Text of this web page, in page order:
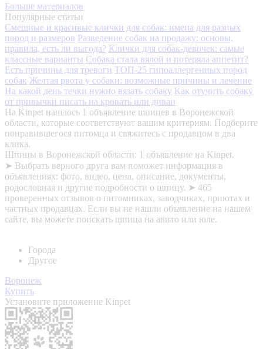
Больше материалов
Популярные статьи
Смешные и красивые клички для собак: имена для разных
пород и размеров Разведение собак на продажу: основы,
правила, есть ли выгода? Клички для собак-девочек: самые
классные варианты Собака стала вялой и потеряла аппетит?
Есть причины для тревоги ТОП-25 гипоаллергенных пород
собак Желтая рвота у собаки: возможные причины и лечение
На какой день течки нужно вязать собаку Как отучить собаку
от привычки писать на кровать или диван
На Kinpet нашлось 1 объявление шпицев в Воронежской
области, которые соответствуют вашим критериям. Подберите
понравившегося питомца и свяжитесь с продавцом в два
клика.
Шпицы в Воронежской области: 1 объявление на Kinpet.
➤ Выбрать верного друга вам поможет информация в
объявлениях: фото, видео, цена, описание, документы,
родословная и другие подробности о шпицу. ➤ 465
проверенных отзывов о питомниках, заводчиках, приютах и
частных продавцах. Если вы не нашли объявление на нашем
сайте, вы можете поискать шпица на авито или юле.
Города
Другое
Воронеж
Купить
Установите приложение Kinpet